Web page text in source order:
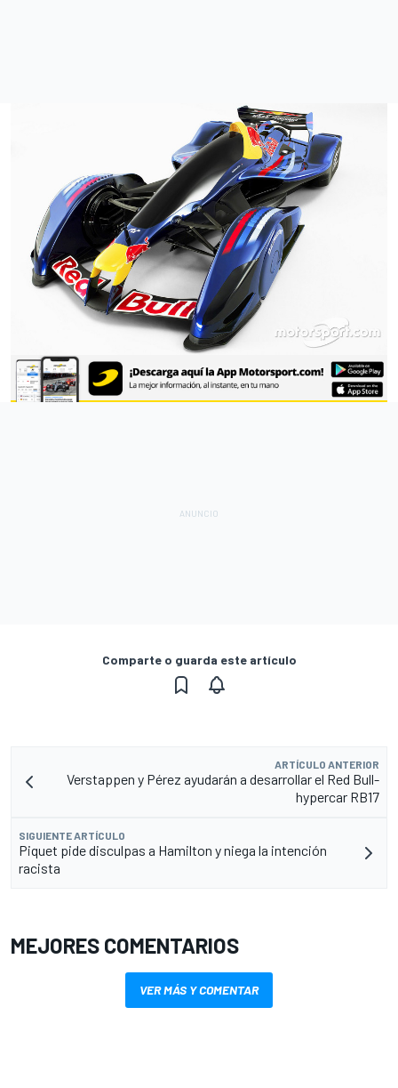
Comparte o guarda este artículo
ARTÍCULO ANTERIOR
Verstappen y Pérez ayudarán a desarrollar el Red Bull-
hypercar RB17
SIGUIENTE ARTÍCULO
Piquet pide disculpas a Hamilton y niega la intención
racista
MEJORES COMENTARIOS
VER MÁS Y COMENTAR